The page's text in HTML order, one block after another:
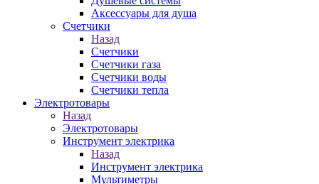
Аксессуары для душа
Счетчики
Назад
Счетчики
Счетчики газа
Счетчики воды
Счетчики тепла
Электротовары
Назад
Электротовары
Инструмент электрика
Назад
Инструмент электрика
Мультиметры